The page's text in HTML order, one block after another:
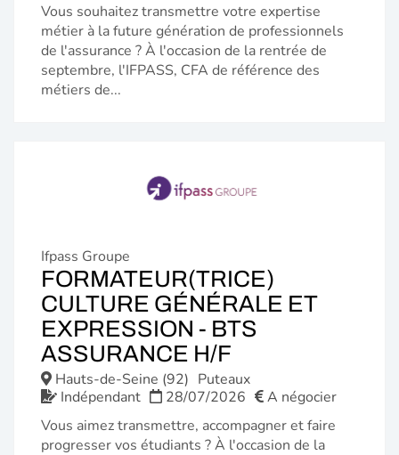
Vous souhaitez transmettre votre expertise
métier à la future génération de professionnels
de l'assurance ? À l'occasion de la rentrée de
septembre, l'IFPASS, CFA de référence des
métiers de...
Ifpass Groupe
FORMATEUR(TRICE)
CULTURE GÉNÉRALE ET
EXPRESSION - BTS
ASSURANCE H/F
FENÊTRE)
Hauts-de-Seine (92) Puteaux
Indépendant
28/07/2026
A négocier
Vous aimez transmettre, accompagner et faire
progresser vos étudiants ? À l'occasion de la